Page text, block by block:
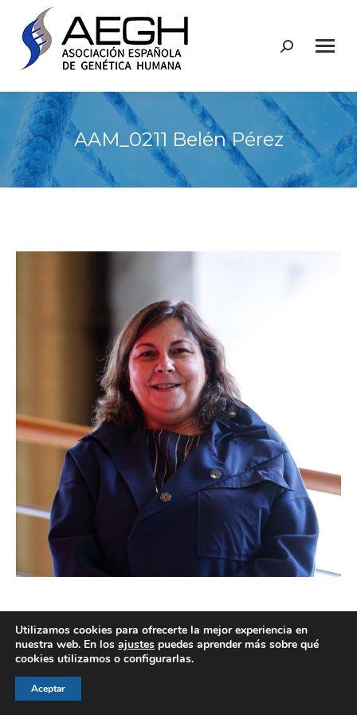
Buscar:
AAM_0211 Belén Pérez
© AEGH - Todos los derechos reservados
Aviso legal
Utilizamos cookies para ofrecerte la mejor experiencia en
nuestra web. En los ajustes puedes aprender más sobre qué
cookies utilizamos o configurarlas.
Aceptar